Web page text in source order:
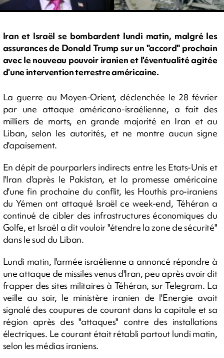
Iran et Israël se bombardent lundi matin, malgré les
assurances de Donald Trump sur un "accord" prochain
avec le nouveau pouvoir iranien et l'éventualité agitée
d'une intervention terrestre américaine.
La guerre au Moyen-Orient, déclenchée le 28 février
par une attaque américano-israélienne, a fait des
milliers de morts, en grande majorité en Iran et au
Liban, selon les autorités, et ne montre aucun signe
d'apaisement.
En dépit de pourparlers indirects entre les Etats-Unis et
l'Iran d'après le Pakistan, et la promesse américaine
d'une fin prochaine du conflit, les Houthis pro-iraniens
du Yémen ont attaqué Israël ce week-end, Téhéran a
continué de cibler des infrastructures économiques du
Golfe, et Israël a dit vouloir "étendre la zone de sécurité"
dans le sud du Liban.
Lundi matin, l'armée israélienne a annoncé répondre à
une attaque de missiles venus d'Iran, peu après avoir dit
frapper des sites militaires à Téhéran, sur Telegram. La
veille au soir, le ministère iranien de l'Energie avait
signalé des coupures de courant dans la capitale et sa
région après des "attaques" contre des installations
électriques. Le courant était rétabli partout lundi matin,
selon les médias iraniens.